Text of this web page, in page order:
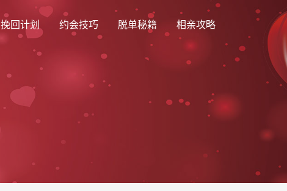
挽回计划 约会技巧 脱单秘籍 相亲攻略